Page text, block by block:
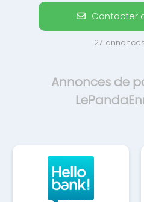
Contacter
27
Annonces de